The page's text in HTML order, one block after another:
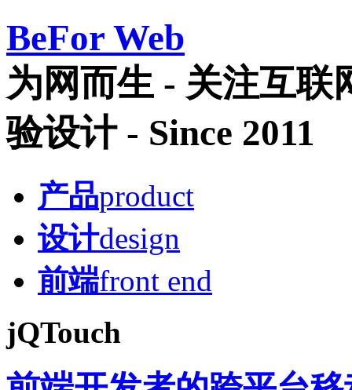
BeFor Web
为网而生 - 关注互联
验设计 - Since 2011
产品product
设计design
前端front end
jQTouch